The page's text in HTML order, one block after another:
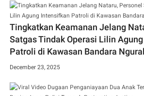
Tingkatkan Keamanan Jelang
Satgas Tindak Operasi Lilin
Patroli di Kawasan Bandara
December 23, 2025